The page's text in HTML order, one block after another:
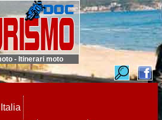
- Itinerari moto